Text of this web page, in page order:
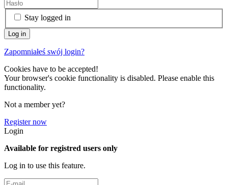
Stay logged in
Zapomniałeś swój login?
Cookies have to be accepted!
Your browser's cookie functionality is disabled. Please enable this
functionality.
Not a member yet?
Register now
Login
Available for registred users only
Log in to use this feature.